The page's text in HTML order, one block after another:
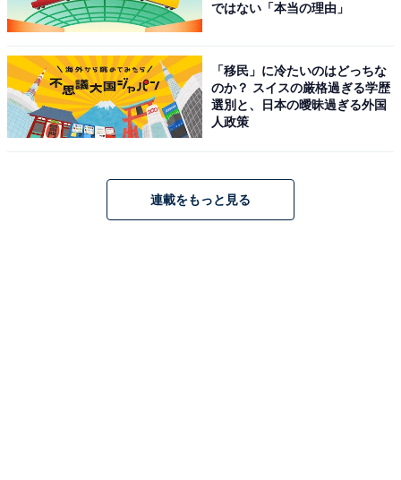
Bose「QuietComfort Ultra Earbuds」
Bose QuietComfort Ultra Earbuds ノイズキャンセリン
グ Bluetooth 完全ワイヤレス イヤホン 空間オーディオ
ではない「本当の理由」
「移民」に冷たいのはどっちな
のか？ スイスの厳格過ぎる学歴
選別と、日本の曖昧過ぎる外国
人政策
連載をもっと見る